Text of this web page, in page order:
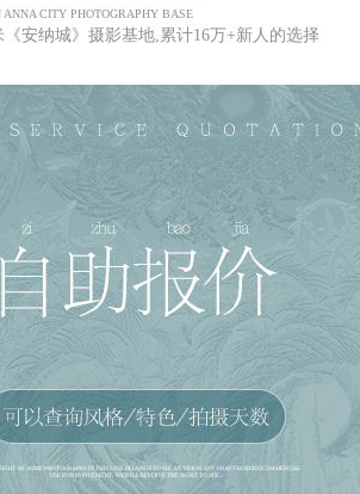
ANNA CITY PHOTOGRAPHY BASE
安纳城》摄影基地,累计16万+新人的选择